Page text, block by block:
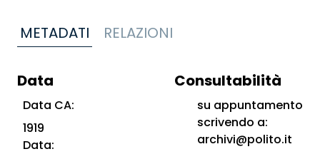
METADATI RELAZIONI
Data
Data CA:
1919
Data:
Consultabilità
su appuntamento
scrivendo a:
archivi@polito.it